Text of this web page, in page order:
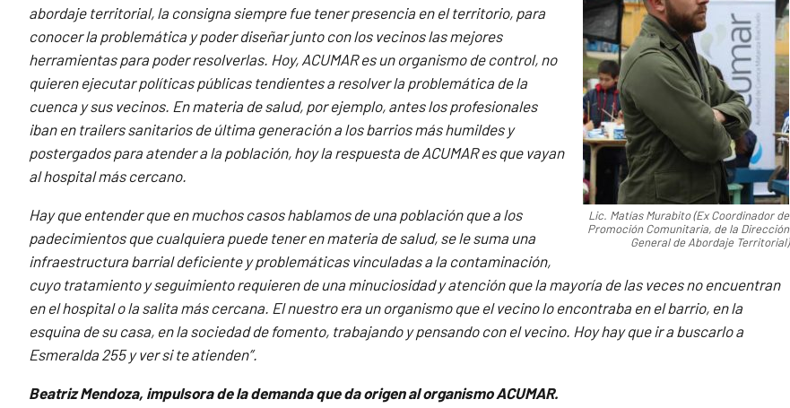
Lic. Matías Murabito (Ex Coordinador de
Promoción Comunitaria, de la Dirección
General de Abordaje Territorial)
abordaje territorial, la consigna siempre fue tener presencia en el territorio, para
conocer la problemática y poder diseñar junto con los vecinos las mejores
herramientas para poder resolverlas. Hoy, ACUMAR es un organismo de control, no
quieren ejecutar políticas públicas tendientes a resolver la problemática de la
cuenca y sus vecinos. En materia de salud, por ejemplo, antes los profesionales
iban en trailers sanitarios de última generación a los barrios más humildes y
postergados para atender a la población, hoy la respuesta de ACUMAR es que vayan
al hospital más cercano.
Hay que entender que en muchos casos hablamos de una población que a los
padecimientos que cualquiera puede tener en materia de salud, se le suma una
infraestructura barrial deficiente y problemáticas vinculadas a la contaminación,
cuyo tratamiento y seguimiento requieren de una minuciosidad y atención que la mayoría de las veces no encuentran
en el hospital o la salita más cercana. El nuestro era un organismo que el vecino lo encontraba en el barrio, en la
esquina de su casa, en la sociedad de fomento, trabajando y pensando con el vecino. Hoy hay que ir a buscarlo a
Esmeralda 255 y ver si te atienden”.
Beatriz Mendoza, impulsora de la demanda que da origen al organismo ACUMAR.